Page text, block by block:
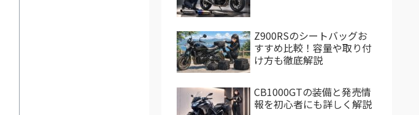
Z900RSのシートバッグお
すすめ比較！容量や取り付
け方も徹底解説
CB1000GTの装備と発売情
報を初心者にも詳しく解説